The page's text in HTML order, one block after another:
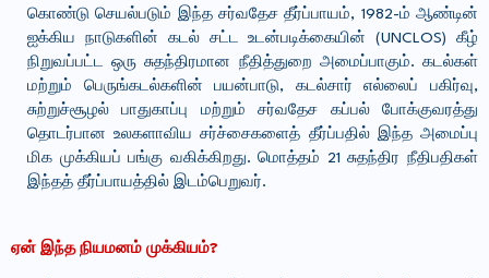
கொண்டு செயல்படும் இந்த சர்வதேச தீர்ப்பாயம், 1982-ம் ஆண்டின்
ஐக்கிய நாடுகளின் கடல் சட்ட உடன்படிக்கையின் (UNCLOS) கீழ்
நிறுவப்பட்ட ஒரு சுதந்திரமான நீதித்துறை அமைப்பாகும். கடல்கள்
மற்றும் பெருங்கடல்களின் பயன்பாடு, கடல்சார் எல்லைப் பகிர்வு,
சுற்றுச்சூழல் பாதுகாப்பு மற்றும் சர்வதேச கப்பல் போக்குவரத்து
தொடர்பான உலகளாவிய சர்ச்சைகளைத் தீர்ப்பதில் இந்த அமைப்பு
மிக முக்கியப் பங்கு வகிக்கிறது. மொத்தம் 21 சுதந்திர நீதிபதிகள்
இந்தத் தீர்ப்பாயத்தில் இடம்பெறுவர்.
ஏன் இந்த நியமனம் முக்கியம்?